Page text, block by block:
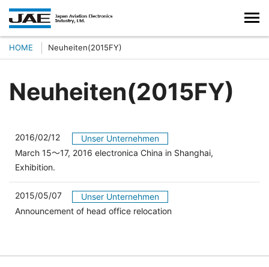
HOME Neuheiten(2015FY)
Neuheiten(2015FY)
2016/02/12
Unser Unternehmen
March 15～17, 2016 electronica China in Shanghai,
Exhibition.
2015/05/07
Unser Unternehmen
Announcement of head office relocation